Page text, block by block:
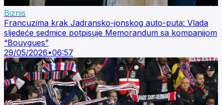
Biznis
Francuzima krak Jadransko-jonskog auto-puta: Vlada
sljedeće sedmice potpisuje Memorandum sa kompanijom
“Bouygues”
29/05/2026•06:57